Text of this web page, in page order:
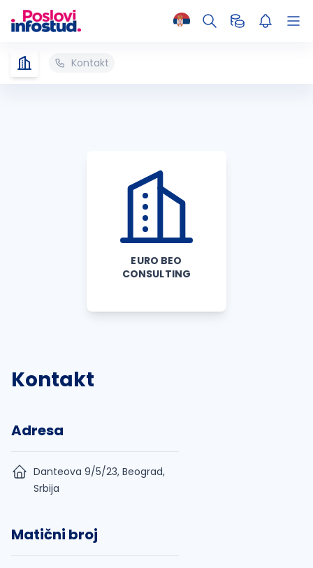
Kontakt
EURO BEO
CONSULTING
Kontakt
Adresa
Danteova 9/5/23, Beograd,
Srbija
Matični broj